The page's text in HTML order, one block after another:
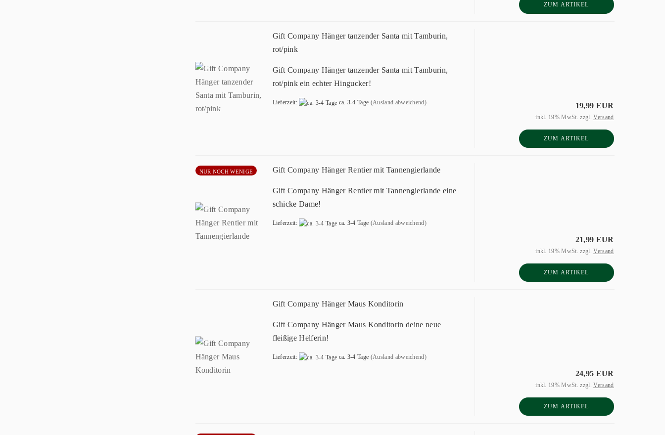
ZUM ARTIKEL
Gift Company Hänger tanzender Santa mit Tamburin,
rot/pink
Gift Company Hänger tanzender Santa mit Tamburin,
rot/pink ein echter Hingucker!
Lieferzeit: ca. 3-4 Tage (Ausland abweichend) 19,99 EUR
inkl. 19% MwSt. zzgl.Versand
ZUM ARTIKEL
NUR NOCH WENIGE Gift Company Hänger Rentier mit Tannengierlande
Gift Company Hänger Rentier mit Tannengierlande eine
schicke Dame!
Lieferzeit: ca. 3-4 Tage (Ausland abweichend)
21,99 EUR
inkl. 19% MwSt. zzgl.Versand
ZUM ARTIKEL
Gift Company Hänger Maus Konditorin
Gift Company Hänger Maus Konditorin deine neue
fleißige Helferin!
Lieferzeit: ca. 3-4 Tage (Ausland abweichend)
24,95 EUR
inkl. 19% MwSt. zzgl.Versand
ZUM ARTIKEL